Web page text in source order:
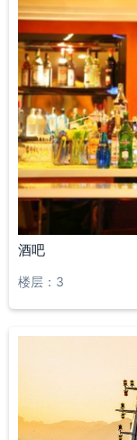
酒吧
楼层：3